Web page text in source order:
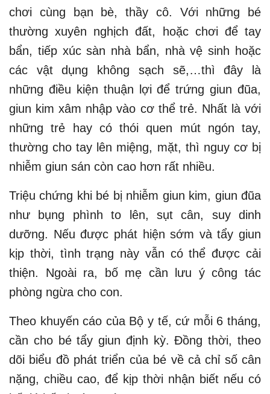
chơi cùng bạn bè, thầy cô. Với những bé
thường xuyên nghịch đất, hoặc chơi để tay
bẩn, tiếp xúc sàn nhà bẩn, nhà vệ sinh hoặc
các vật dụng không sạch sẽ,…thì đây là
những điều kiện thuận lợi để trứng giun đũa,
giun kim xâm nhập vào cơ thể trẻ. Nhất là với
những trẻ hay có thói quen mút ngón tay,
thường cho tay lên miệng, mặt, thì nguy cơ bị
nhiễm giun sán còn cao hơn rất nhiều.
Triệu chứng khi bé bị nhiễm giun kim, giun đũa
như bụng phình to lên, sụt cân, suy dinh
dưỡng. Nếu được phát hiện sớm và tẩy giun
kịp thời, tình trạng này vẫn có thể được cải
thiện. Ngoài ra, bố mẹ cần lưu ý công tác
phòng ngừa cho con.
Theo khuyến cáo của Bộ y tế, cứ mỗi 6 tháng,
cần cho bé tẩy giun định kỳ. Đồng thời, theo
dõi biểu đồ phát triển của bé về cả chỉ số cân
nặng, chiều cao, để kịp thời nhận biết nếu có